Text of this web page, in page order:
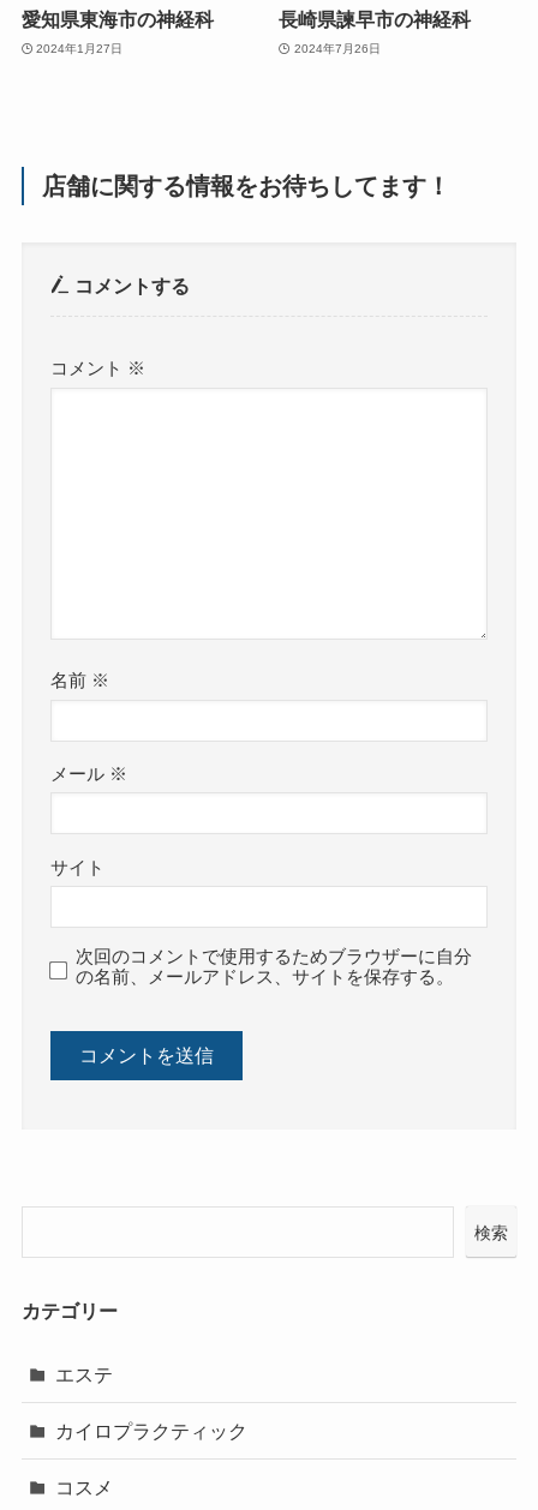
愛知県東海市の神経科
2024年1月27日
長崎県諫早市の神経科
2024年7月26日
店舗に関する情報をお待ちしてます！
コメントする
コメント ※
名前 ※
メール ※
サイト
次回のコメントで使用するためブラウザーに自分
の名前、メールアドレス、サイトを保存する。
検索
カテゴリー
エステ
カイロプラクティック
コスメ